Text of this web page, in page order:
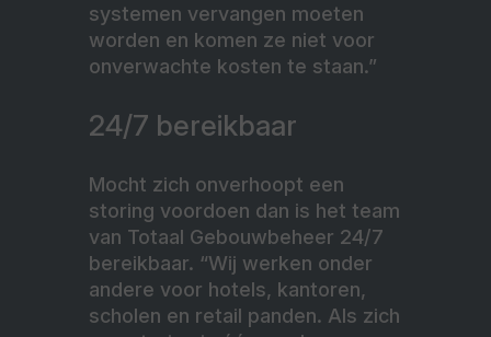
systemen vervangen moeten
worden en komen ze niet voor
onverwachte kosten te staan.”
24/7 bereikbaar
Mocht zich onverhoopt een
storing voordoen dan is het team
van Totaal Gebouwbeheer 24/7
bereikbaar. “Wij werken onder
andere voor hotels, kantoren,
scholen en retail panden. Als zich